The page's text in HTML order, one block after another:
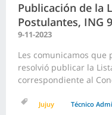
Publicación de la
Postulantes, ING
9-11-2023
Les comunicamos que
resolvió publicar la
correspondiente al
Jujuy Técnico